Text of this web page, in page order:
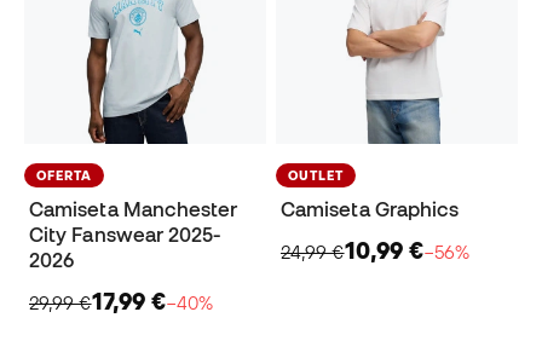
OFERTA
Camiseta Manchester
City Fanswear 2025-
2026
29,99 €17,99 €−40%
OUTLET
Camiseta Graphics
24,99 €10,99 €−56%